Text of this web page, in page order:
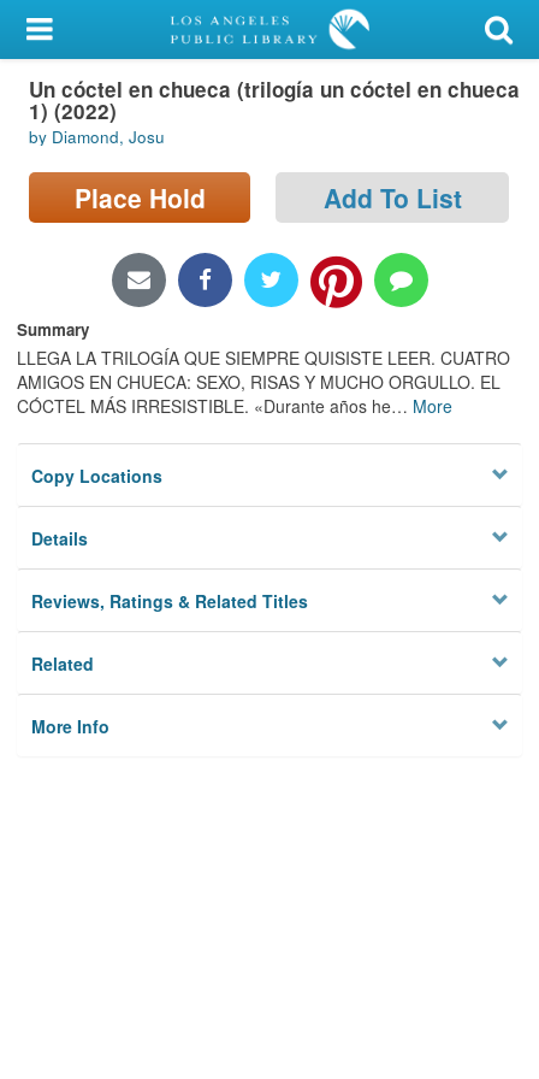
My Account
Library Card
Sign In
Search
Locations/Hours (external
Privacy
Un cóctel en chueca (trilogía un cóctel en chueca
1) (2022)
by Diamond, Josu
Place Hold Add To List
Summary
LLEGA LA TRILOGÍA QUE SIEMPRE QUISISTE LEER. CUATRO
AMIGOS EN CHUECA: SEXO, RISAS Y MUCHO ORGULLO. EL
CÓCTEL MÁS IRRESISTIBLE. «Durante años he… More
Copy Locations
Details
Reviews, Ratings & Related Titles
Related
More Info